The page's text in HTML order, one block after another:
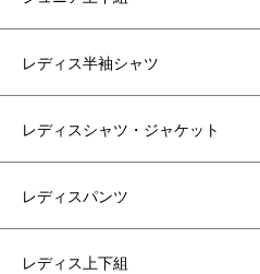
レディス半袖シャツ
レディスシャツ・ジャケット
レディスパンツ
レディス上下組